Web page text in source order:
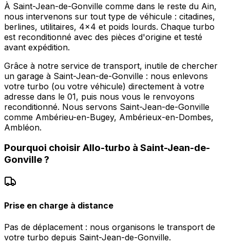
À Saint-Jean-de-Gonville comme dans le reste du Ain,
nous intervenons sur tout type de véhicule : citadines,
berlines, utilitaires, 4x4 et poids lourds. Chaque turbo
est reconditionné avec des pièces d'origine et testé
avant expédition.
Grâce à notre service de transport, inutile de chercher
un garage à Saint-Jean-de-Gonville : nous enlevons
votre turbo (ou votre véhicule) directement à votre
adresse dans le 01, puis nous vous le renvoyons
reconditionné. Nous servons Saint-Jean-de-Gonville
comme Ambérieu-en-Bugey, Ambérieux-en-Dombes,
Ambléon.
Pourquoi choisir Allo-turbo à Saint-Jean-de-
Gonville?
Prise en charge à distance
Pas de déplacement : nous organisons le transport de
votre turbo depuis Saint-Jean-de-Gonville.